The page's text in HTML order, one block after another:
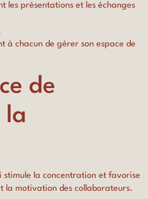
les présentations et les échanges
à chacun de gérer son espace de
de
la
stimule la concentration et favorise
la motivation des collaborateurs.